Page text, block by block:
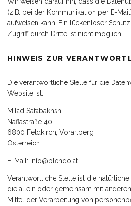
(z.B. bei der Kommunikation per E-
aufweisen kann. Ein lückenloser
Zugriff durch Dritte ist nicht möglich.
HINWEIS ZUR
Die verantwortliche Stelle für die
Website ist:
Milad Safabakhsh
Naflastraße 40
6800 Feldkirch, Vorarlberg
Österreich
E-Mail: info@blendo.at
Verantwortliche Stelle ist die natürliche
die allein oder gemeinsam mit
Mittel der Verarbeitung von